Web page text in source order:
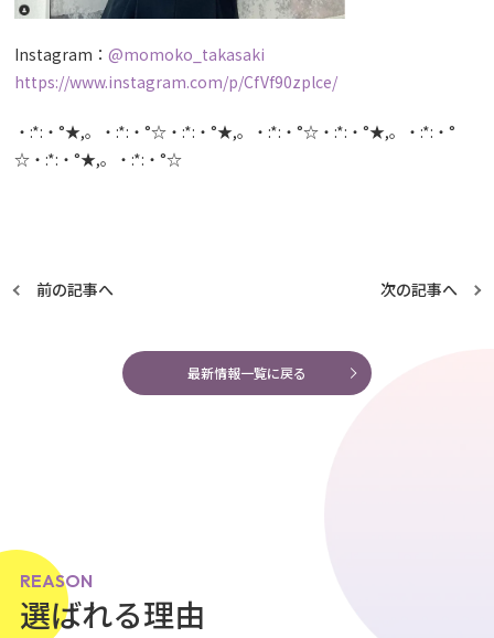
Instagram：@momoko_takasaki
https://www.instagram.com/p/CfVf90zplce/
・:*:・°★,。・:*:・°☆・:*:・°★,。・:*:・°☆・:*:・°★,。・:*:・°
☆・:*:・°★,。・:*:・°☆
前の記事へ 次の記事へ
最新情報一覧に戻る
REASON
選ばれる理由